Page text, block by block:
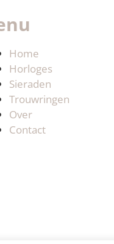
Home
Horloges
Sieraden
Trouwringen
Over
Contact